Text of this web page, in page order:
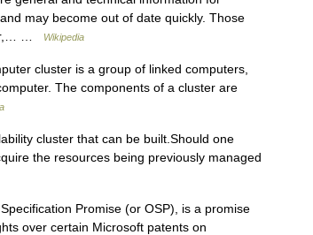
may become out of date quickly. Those
…
Wikipedia
cluster is a group of linked computers,
The components of a cluster are
cluster that can be built.Should one
the resources being previously managed
Promise (or OSP), is a promise
over certain Microsoft patents on